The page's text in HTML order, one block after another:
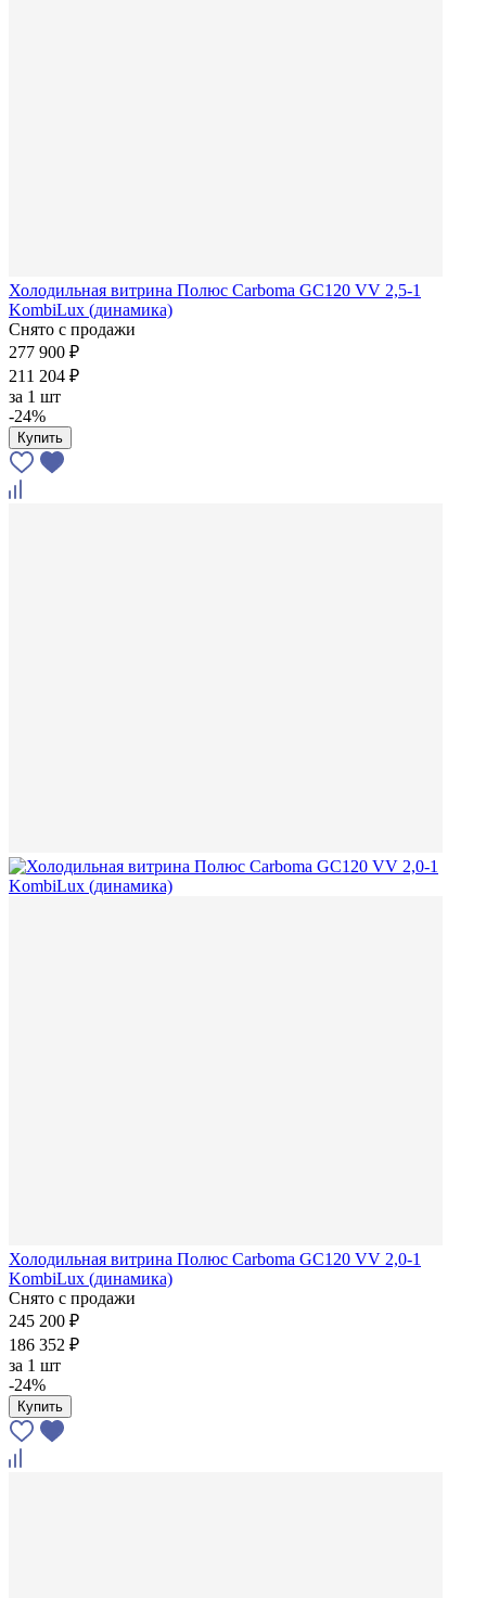
Холодильная витрина Полюс Carboma GC120 VV 2,5-1
KombiLux (динамика)
Снято с продажи
277 900 ₽
211 204 ₽
за 1 шт
-24%
Купить
Холодильная витрина Полюс Carboma GC120 VV 2,0-1
KombiLux (динамика)
Снято с продажи
245 200 ₽
186 352 ₽
за 1 шт
-24%
Купить